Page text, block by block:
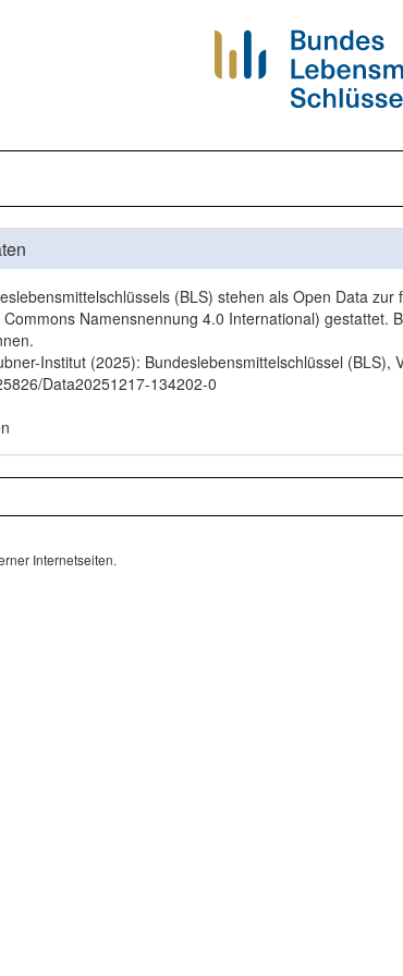
(BLS) stehen als Open Data
Commons Namensnennung 4.0 International) gestattet.
Institut (2025): Bundeslebensmittelschlüssel (BLS),
Data20251217-134202-0
Internetseiten.